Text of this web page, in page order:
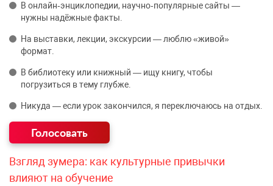
В онлайн‑энциклопедии, научно‑популярные сайты —
нужны надёжные факты.
На выставки, лекции, экскурсии — люблю «живой»
формат.
В библиотеку или книжный — ищу книгу, чтобы
погрузиться в тему глубже.
Никуда — если урок закончился, я переключаюсь на отдых.
Взгляд зумера: как культурные привычки
влияют на обучение